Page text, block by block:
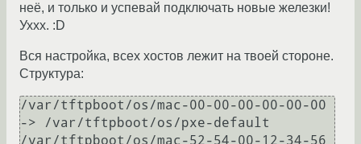
неё, и только и успевай подключать новые железки!
Уххх. :D
Вся настройка, всех хостов лежит на твоей стороне.
Структура:
/var/tftpboot/os/mac-00-00-00-00-00-00
-> /var/tftpboot/os/pxe-default
/var/tftpboot/os/mac-52-54-00-12-34-56